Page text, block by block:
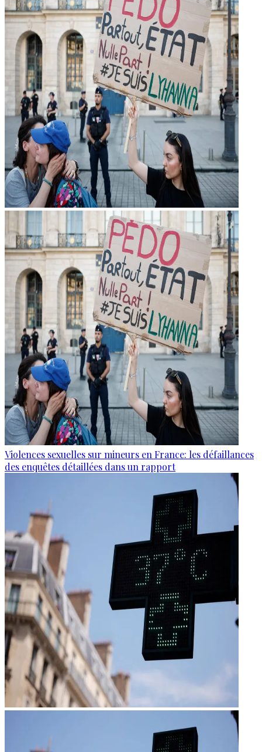
Violences sexuelles sur mineurs en France: les défaillances
des enquêtes détaillées dans un rapport